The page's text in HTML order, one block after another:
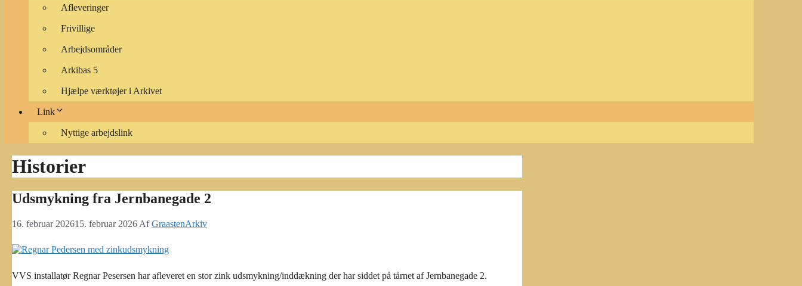
Afleveringer
Frivillige
Arbejdsområder
Arkibas 5
Hjælpe værktøjer i Arkivet
Link
Nyttige arbejdslink
Historier
Udsmykning fra Jernbanegade 2
16. februar 202615. februar 2026 AfGraastenArkiv
VVS installatør Regnar Pesersen har afleveret en stor zink udsmykning/inddækning der har siddet på tårnet af Jernbanegade 2.